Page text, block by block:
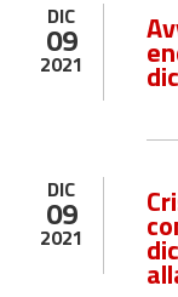
DIC
09
2021
DIC
09
2021